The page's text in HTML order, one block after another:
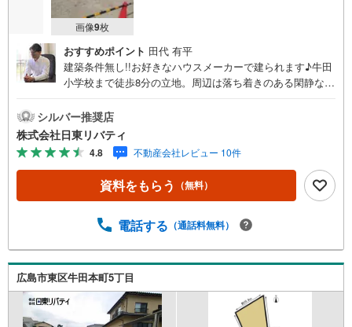
画像9枚
おすすめポイント 田代 有平
建築条件無し!!お好きなハウスメーカーで建られます♪牛田
小学校まで徒歩8分の立地。周辺は落ち着きのある閑静な住
バティへ!!チラシやネット広告に載っていない物件もご紹介
できます。広島市内はもちろん廿日市から呉・東広島まで6
000物件の豊富な情報量!!「実際に自分自身が住む家を見て
納得して買いたい」広告では分かり難い物件の長所や短所
を現地でご確認できます。お気軽にお問い合わせ下さい。T
V電話やLINE等でオンライン案内も可能です。お気軽にお
ットーに、創業以来多くのお客様に信頼と信用を頂き、広
した。「人と人、心と心」これからもこの精神を大切に、
お客様へのサポートをさせて頂きます。株式会社日東リバ
ティ〒732-0818広島市南区段原日出2丁目2-22-2F
シルバー推奨店
株式会社日東リバティ
4.8 不動産会社レビュー 10件
資料をもらう （無料）
電話する （通話料無料）
広島市東区牛田本町5丁目